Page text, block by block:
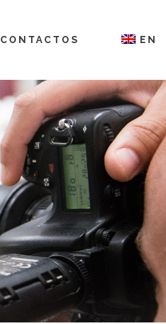
CONTACTOS EN